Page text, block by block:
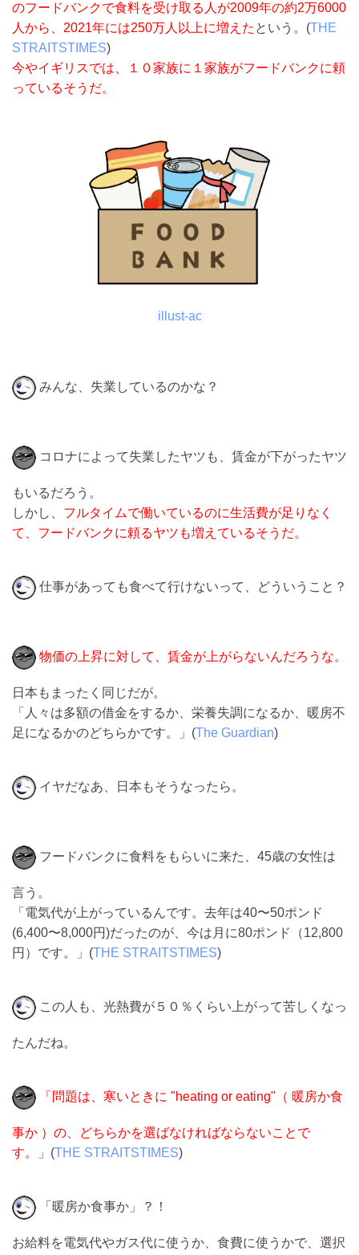
のフードバンクで食料を受け取る人が2009年の約2万6000
人から、2021年には250万人以上に増えた という。(THE
STRAITSTIMES)
今やイギリスでは、１０家族に１家族がフードバンクに頼
っているそうだ。
illust-ac
みんな、失業しているのかな？
コロナによって失業したヤツも、賃金が下がったヤツ
もいるだろう。
しかし、 フルタイムで働いているのに生活費が足りなく
て、フードバンクに頼るヤツも増えているそうだ。
仕事があっても食べて行けないって、どういうこと？
物価の上昇に対して、賃金が上がらないんだろうな。
日本もまったく同じだが。
「人々は多額の借金をするか、栄養失調になるか、暖房不
足になるかのどちらかです。」(The Guardian)
イヤだなあ、日本もそうなったら。
フードバンクに食料をもらいに来た、45歳の女性は
言う。
「電気代が上がっているんです。去年は40〜50ポンド
(6,400〜8,000円)だったのが、今は月に80ポンド（12,800
円）です。」(THE STRAITSTIMES)
この人も、光熱費が５０％くらい上がって苦しくなっ
たんだね。
「問題は、寒いときに "heating or eating"（ 暖房か食
事か ）の、どちらかを選ばなければならないことで
す。」 (THE STRAITSTIMES)
「暖房か食事か」？！
お給料を電気代やガス代に使うか、食費に使うかで、選択